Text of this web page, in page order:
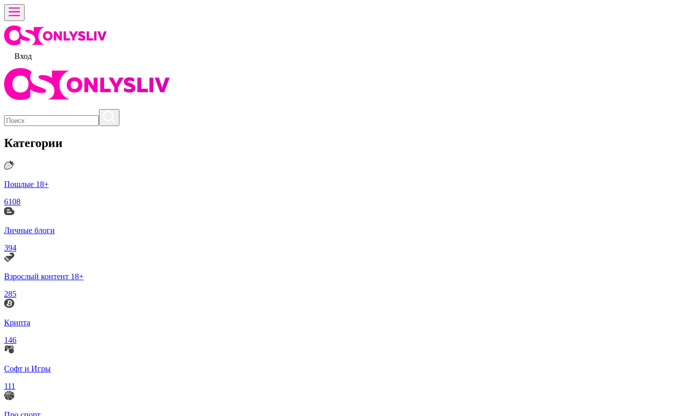
Вход
Категории
Пошлые 18+
6108
Личные блоги
394
Взрослый контент 18+
285
Крипта
146
Софт и Игры
111